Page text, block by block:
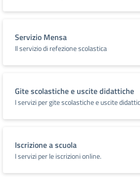
Servizio Mensa
Il servizio di refezione scolastica
Gite scolastiche e uscite didattiche
I servizi per gite scolastiche e uscite
Iscrizione a scuola
I servizi per le iscrizioni online.